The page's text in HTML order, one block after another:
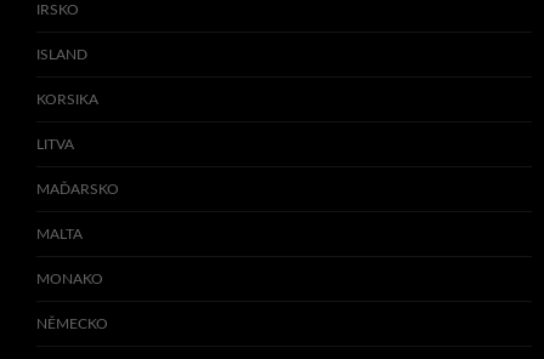
IRSKO
ISLAND
KORSIKA
LITVA
MAĎARSKO
MALTA
MONAKO
NĚMECKO